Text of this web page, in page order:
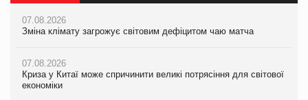
07.08.2026
Зміна клімату загрожує світовим дефіцитом чаю матча
07.08.2026
Криза у Китаї може спричинити великі потрясіння для світової
економіки
07.08.2026
Зміна клімату загрожує світовим дефіцитом чаю матча
07.08.2026
Криза у Китаї може спричинити великі потрясіння для світової
економіки
07.08.2026
Зміна клімату загрожує світовим дефіцитом чаю матча
07.08.2026
Криза у Китаї може спричинити великі потрясіння для світової
економіки